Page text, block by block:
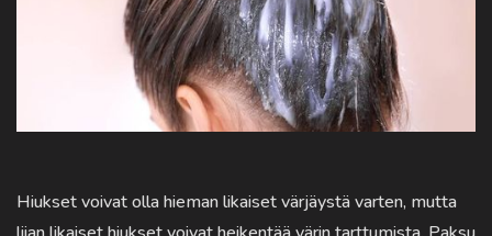
Hiukset voivat olla hieman likaiset värjäystä varten, mutta